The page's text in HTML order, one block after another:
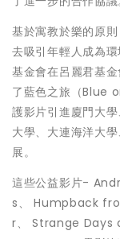
基於寓教於樂的原
去吸引年輕人成為
基金會在呂麗君基
了藍色之旅（Blue
護影片引進廈門大
大學、大連海洋大
展。
這些公益影片-
s、 Humpback
r、 Strange Days